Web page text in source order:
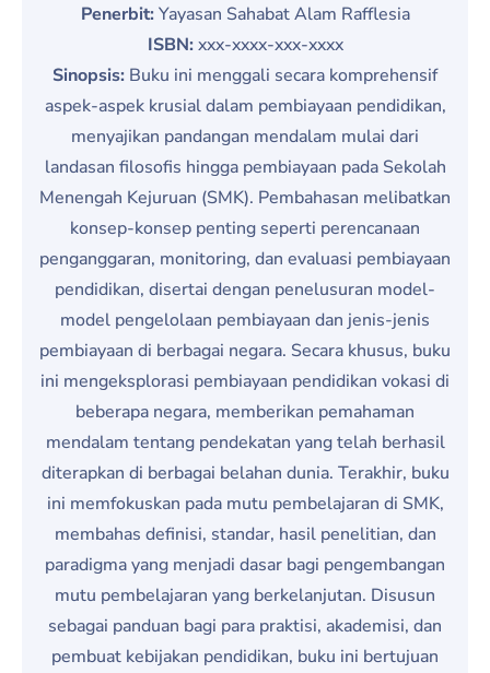
Penerbit:Yayasan Sahabat Alam Rafflesia
ISBN:xxx-xxxx-xxx-xxxx
Sinopsis: Buku ini menggali secara komprehensif
aspek-aspek krusial dalam pembiayaan pendidikan,
menyajikan pandangan mendalam mulai dari
landasan filosofis hingga pembiayaan pada Sekolah
Menengah Kejuruan (SMK). Pembahasan melibatkan
konsep-konsep penting seperti perencanaan
penganggaran, monitoring, dan evaluasi pembiayaan
pendidikan, disertai dengan penelusuran model-
model pengelolaan pembiayaan dan jenis-jenis
pembiayaan di berbagai negara. Secara khusus, buku
ini mengeksplorasi pembiayaan pendidikan vokasi di
beberapa negara, memberikan pemahaman
mendalam tentang pendekatan yang telah berhasil
diterapkan di berbagai belahan dunia. Terakhir, buku
ini memfokuskan pada mutu pembelajaran di SMK,
membahas definisi, standar, hasil penelitian, dan
paradigma yang menjadi dasar bagi pengembangan
mutu pembelajaran yang berkelanjutan. Disusun
sebagai panduan bagi para praktisi, akademisi, dan
pembuat kebijakan pendidikan, buku ini bertujuan